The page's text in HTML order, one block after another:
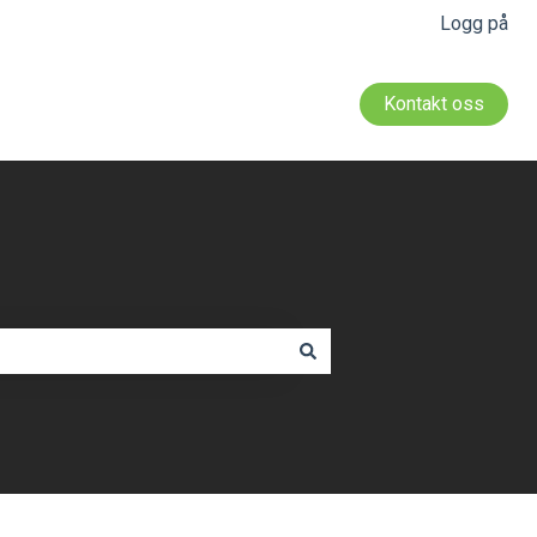
Logg på
Kontakt oss